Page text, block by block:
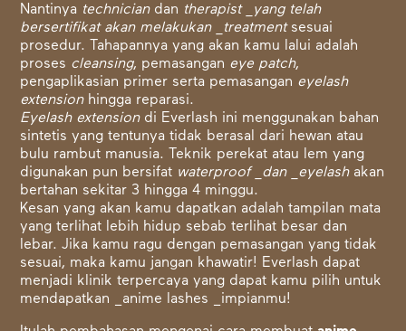
Nantinya techniciandan therapist _yang telah
bersertifikat akan melakukan _treatmentsesuai
prosedur. Tahapannya yang akan kamu lalui adalah
proses cleansing, pemasangan eye patch,
pengaplikasian primer serta pemasangan eyelash
extensionhingga reparasi.
Eyelash extensiondi Everlash ini menggunakan bahan
sintetis yang tentunya tidak berasal dari hewan atau
bulu rambut manusia. Teknik perekat atau lem yang
digunakan pun bersifat waterproof _dan _eyelashakan
bertahan sekitar 3 hingga 4 minggu.
Kesan yang akan kamu dapatkan adalah tampilan mata
yang terlihat lebih hidup sebab terlihat besar dan
lebar. Jika kamu ragu dengan pemasangan yang tidak
sesuai, maka kamu jangan khawatir! Everlash dapat
menjadi klinik terpercaya yang dapat kamu pilih untuk
mendapatkan _anime lashes _impianmu!